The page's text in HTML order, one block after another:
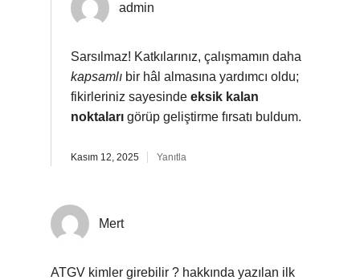
admin
Sarsılmaz! Katkılarınız, çalışmamın daha
kapsamlı bir hâl almasına yardımcı oldu;
fikirleriniz sayesinde eksik kalan
noktaları görüp geliştirme fırsatı buldum.
Kasım 12, 2025 Yanıtla
Mert
ATGV kimler girebilir ? hakkında yazılan ilk